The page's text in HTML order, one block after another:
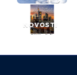
NOVOSTI